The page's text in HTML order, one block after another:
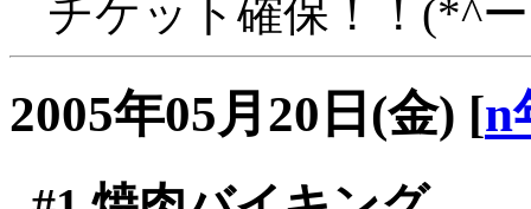
チケット確保！！(*^
2005年05月20日(金) [n